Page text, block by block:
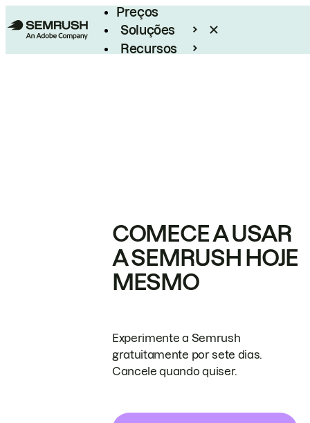
Preços
Soluções
Recursos
COMECE A USAR
A SEMRUSH HOJE
MESMO
Experimente a Semrush
gratuitamente por sete dias.
Cancele quando quiser.